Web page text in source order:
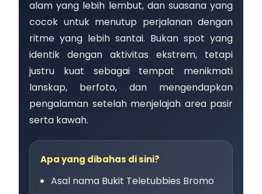
alam yang lebih lembut, dan suasana yang
cocok untuk menutup perjalanan dengan
ritme yang lebih santai. Bukan spot yang
identik dengan aktivitas ekstrem, tetapi
justru kuat sebagai tempat menikmati
lanskap, berfoto, dan mengendapkan
pengalaman setelah menjelajah area pasir
serta kawah.
Apa yang dibahas di sini?
Asal nama Bukit Teletubbies Bromo